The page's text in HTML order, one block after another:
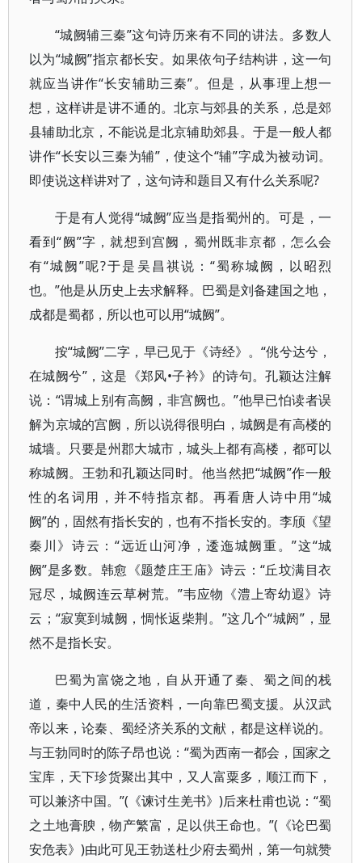
“城阙辅三秦”这句诗历来有不同的讲法。多数人
以为“城阙”指京都长安。如果依句子结构讲，这一句
就应当讲作“长安辅助三秦”。但是，从事理上想一
想，这样讲是讲不通的。北京与郊县的关系，总是郊
县辅助北京，不能说是北京辅助郊县。于是一般人都
讲作“长安以三秦为辅”，使这个“辅”字成为被动词。
即使说这样讲对了，这句诗和题目又有什么关系呢?
于是有人觉得“城阙”应当是指蜀州的。可是，一
看到“阙”字，就想到宫阙，蜀州既非京都，怎么会
有“城阙”呢?于是吴昌祺说：“蜀称城阙，以昭烈
也。”他是从历史上去求解释。巴蜀是刘备建国之地，
成都是蜀都，所以也可以用“城阙”。
按“城阙”二字，早已见于《诗经》。“佻兮达兮，
在城阙兮”，这是《郑风•子衿》的诗句。孔颖达注解
说：“谓城上别有高阙，非宫阙也。”他早已怕读者误
解为京城的宫阙，所以说得很明白，城阙是有高楼的
城墙。只要是州郡大城市，城头上都有高楼，都可以
称城阙。王勃和孔颖达同时。他当然把“城阙”作一般
性的名词用，并不特指京都。再看唐人诗中用“城
阙”的，固然有指长安的，也有不指长安的。李颀《望
秦川》诗云：“远近山河净，逶迤城阙重。”这“城
阙”是多数。韩愈《题楚庄王庙》诗云：“丘坟满目衣
冠尽，城阙连云草树荒。”韦应物《澧上寄幼遐》诗
云；“寂寞到城阙，惆怅返柴荆。”这几个“城阏”，显
然不是指长安。
巴蜀为富饶之地，自从开通了秦、蜀之间的栈
道，秦中人民的生活资料，一向靠巴蜀支援。从汉武
帝以来，论秦、蜀经济关系的文献，都是这样说的。
与王勃同时的陈子昂也说：“蜀为西南一都会，国家之
宝库，天下珍货聚出其中，又人富粟多，顺江而下，
可以兼济中国。”(《谏讨生羌书》)后来杜甫也说：“蜀
之土地膏腴，物产繁富，足以供王命也。”(《论巴蜀
安危表》)由此可见王勃送杜少府去蜀州，第一句就赞